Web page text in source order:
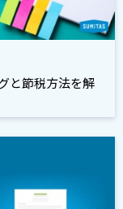
と節税方法を解